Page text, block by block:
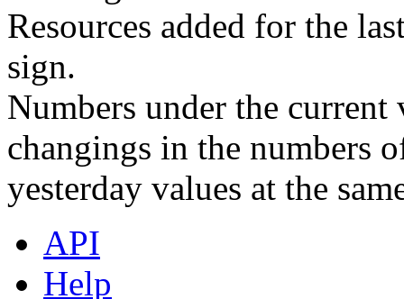
Resources added for the
sign.
Numbers under the
changings in the numbers
yesterday values at the
API
Help